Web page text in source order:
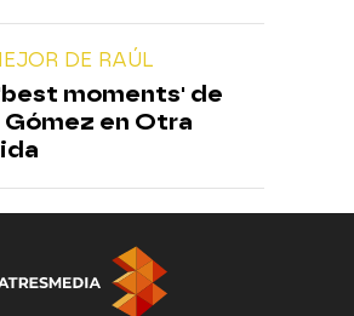
DE RAÚL
moments' de
Gómez en Otra